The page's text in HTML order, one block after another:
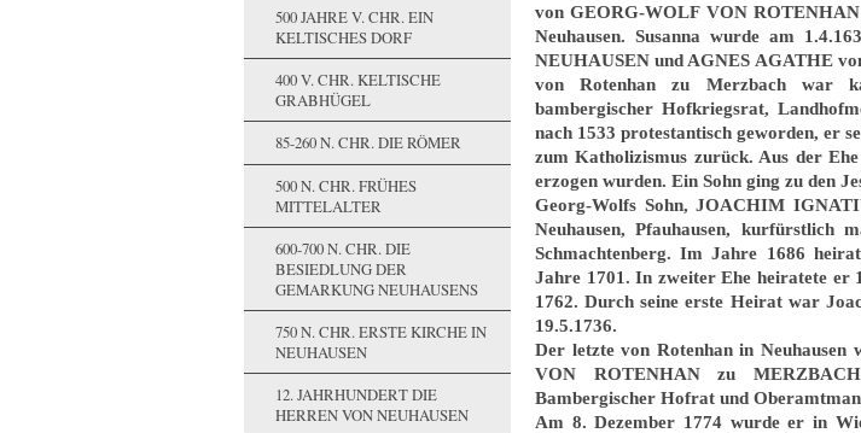
500 JAHRE V. CHR. EIN
KELTISCHES DORF
400 V. CHR. KELTISCHE
GRABHÜGEL
85-260 N. CHR. DIE RÖMER
500 N. CHR. FRÜHES
MITTELALTER
600-700 N. CHR. DIE
BESIEDLUNG DER
GEMARKUNG NEUHAUSENS
750 N. CHR. ERSTE KIRCHE IN
NEUHAUSEN
12. JAHRHUNDERT DIE
HERREN VON NEUHAUSEN
vonGEORG-WOLF VON
Neuhausen. Susanna wurde am
NEUHAUSEN und AGNES AGATHE
von Rotenhan zu Merzbach war
bambergischer Hofkriegsrat,
nach 1533 protestantisch geworden, er
zum Katholizismus zurück. Aus der
erzogen wurden. Ein Sohn ging zu den
Georg-Wolfs Sohn, JOACHIM
Neuhausen, Pfauhausen, kurfürstlich
Schmachtenberg. Im Jahre 1686
Jahre 1701. In zweiter Ehe heiratete
1762. Durch seine erste Heirat war
19.5.1736.
Der letzte von Rotenhan in
VON ROTENHAN zu
Bambergischer Hofrat und
Am 8. Dezember 1774 wurde er in